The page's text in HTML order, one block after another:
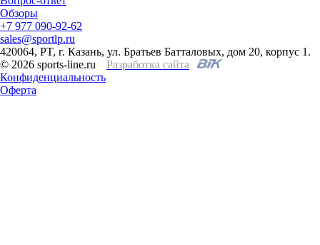
Обзоры
+7 977 090-92-62
sales@sportlp.ru
420064, PT, г. Казань, ул. Братьев Батталовых, дом 20, корпус 1.
© 2026 sports-line.ru
Разработка сайта
Конфиденциальность
Оферта